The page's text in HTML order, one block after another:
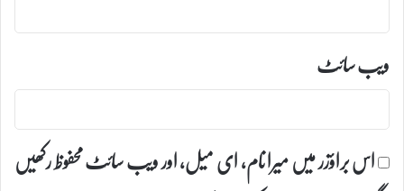
ویب‌ سائٹ
اس براؤزر میں میرا نام، ای میل، اور ویب سائٹ محفوظ رکھیں